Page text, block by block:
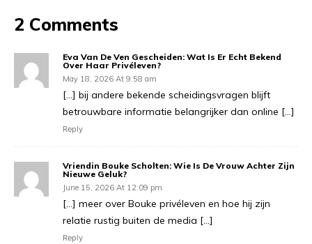
2 Comments
Eva Van De Ven Gescheiden: Wat Is Er Echt Bekend
Over Haar Privéleven?
May 18, 2026 At 9:58 am
[…] bij andere bekende scheidingsvragen blijft
betrouwbare informatie belangrijker dan online […]
Reply
Vriendin Bouke Scholten: Wie Is De Vrouw Achter Zijn
Nieuwe Geluk?
June 15, 2026 At 12:09 pm
[…] meer over Bouke privéleven en hoe hij zijn
relatie rustig buiten de media […]
Reply